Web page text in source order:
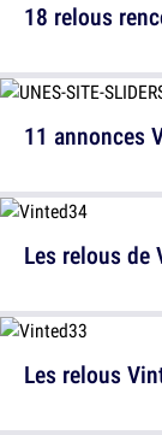
11 annonces
18 relous
Les relous de
Les relous